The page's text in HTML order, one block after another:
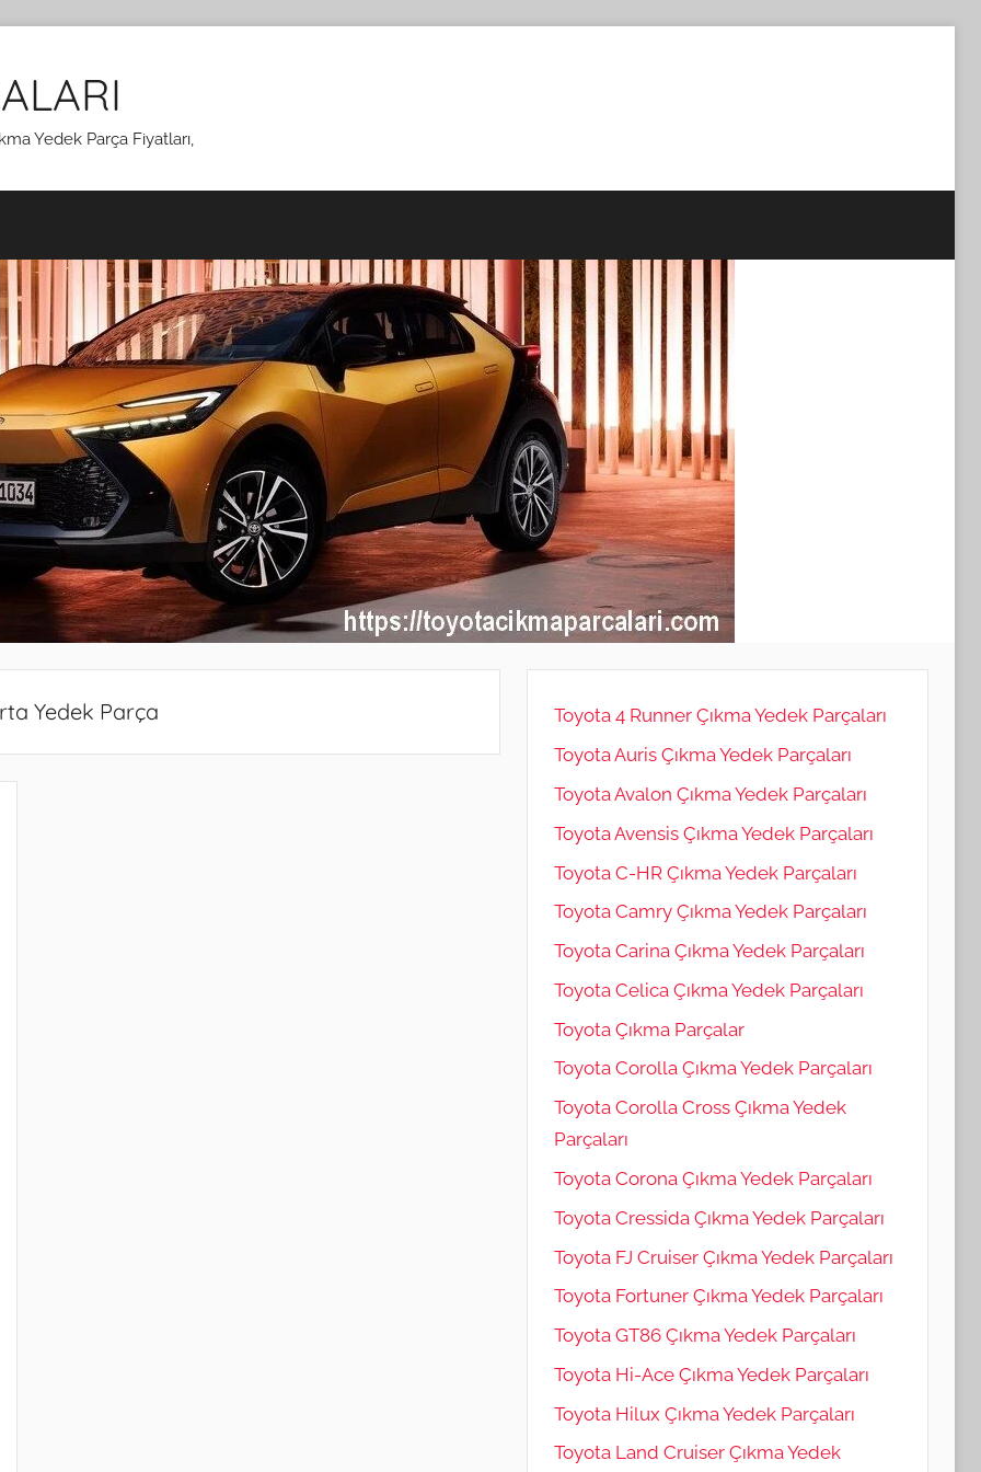
Yedek Parça Fiyatları,
Yedek Parça
Toyota 4 Runner Çıkma Yedek Parçaları
Toyota Auris Çıkma Yedek Parçaları
Toyota Avalon Çıkma Yedek Parçaları
Toyota Avensis Çıkma Yedek Parçaları
Toyota C-HR Çıkma Yedek Parçaları
Toyota Camry Çıkma Yedek Parçaları
Toyota Carina Çıkma Yedek Parçaları
Toyota Celica Çıkma Yedek Parçaları
Toyota Çıkma Parçalar
Toyota Corolla Çıkma Yedek Parçaları
Toyota Corolla Cross Çıkma Yedek
Parçaları
Toyota Corona Çıkma Yedek Parçaları
Toyota Cressida Çıkma Yedek Parçaları
Toyota FJ Cruiser Çıkma Yedek Parçaları
Toyota Fortuner Çıkma Yedek Parçaları
Toyota GT86 Çıkma Yedek Parçaları
Toyota Hi-Ace Çıkma Yedek Parçaları
Toyota Hilux Çıkma Yedek Parçaları
Toyota Land Cruiser Çıkma Yedek